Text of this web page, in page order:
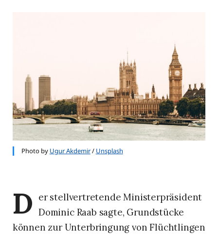
Photo by Ugur Akdemir/ Unsplash
D er stellvertretende Ministerpräsident
Dominic Raab sagte, Grundstücke
können zur Unterbringung von Flüchtlingen